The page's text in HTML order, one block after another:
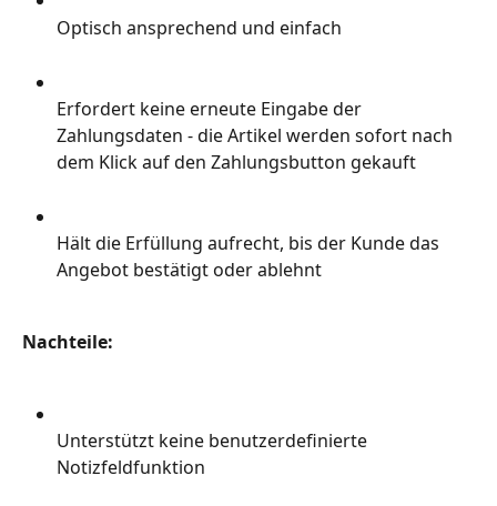
Optisch ansprechend und einfach
Erfordert keine erneute Eingabe der
Zahlungsdaten - die Artikel werden sofort nach
dem Klick auf den Zahlungsbutton gekauft
Hält die Erfüllung aufrecht, bis der Kunde das
Angebot bestätigt oder ablehnt
Nachteile:
Unterstützt keine benutzerdefinierte
Notizfeldfunktion